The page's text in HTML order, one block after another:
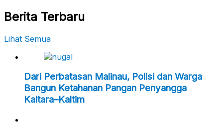
Berita Terbaru
Lihat Semua
Dari Perbatasan Malinau, Polisi dan Warga
Bangun Ketahanan Pangan Penyangga
Kaltara–Kaltim